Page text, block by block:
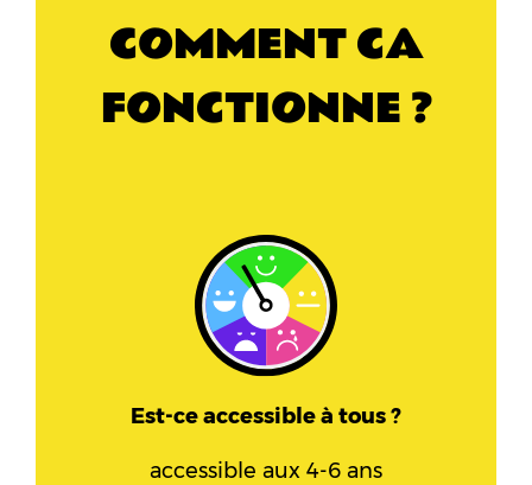
COMMENT CA
FONCTIONNE ?
Est-ce accessible à tous ?
accessible aux 4-6 ans